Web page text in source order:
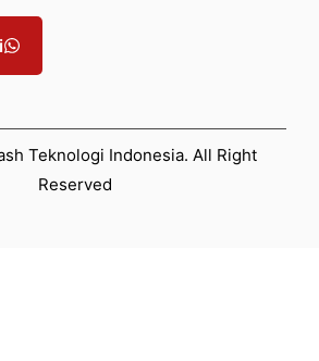
Teknologi Indonesia. All Right
Reserved